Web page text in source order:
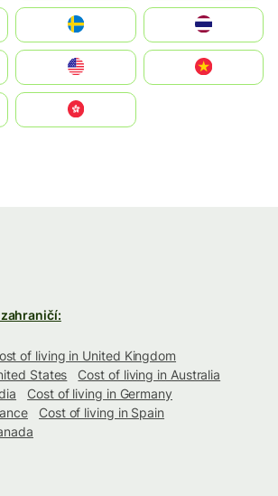
of living in United Kingdom
States
Cost of living in Australia
Cost of living in Germany
Cost of living in Spain